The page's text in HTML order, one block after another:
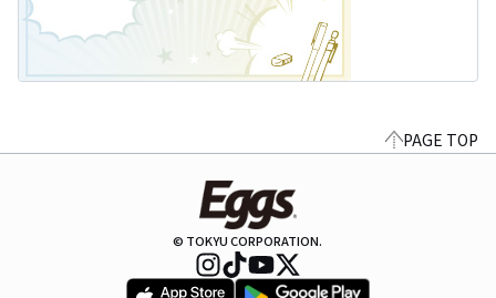
PAGE TOP
© TOKYU CORPORATION.